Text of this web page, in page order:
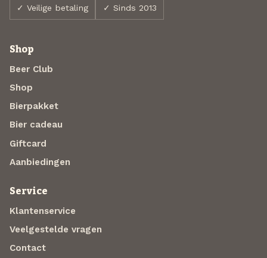
✓ Veilige betaling ✓ Sinds 2013
Shop
Beer Club
Shop
Bierpakket
Bier cadeau
Giftcard
Aanbiedingen
Service
Klantenservice
Veelgestelde vragen
Contact